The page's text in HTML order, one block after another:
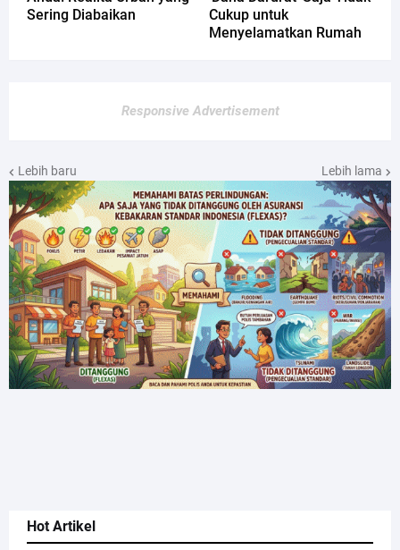
Hot Artikel
Sering Diabaikan
Cukup untuk
Menyelamatkan Rumah
Responsive Advertisement
Lebih baru Lebih lama